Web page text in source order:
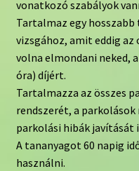
vonatkozó szabályok
Tartalmaz egy
vizsgához, amit eddig
volna elmondani neked,
óra) díjért.
Tartalmazza az összes
rendszerét, a
parkolási hibák javítását
A tananyagot 60 napig
használni.